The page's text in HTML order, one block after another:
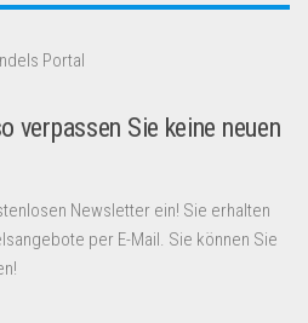
Portal
verpassen Sie keine neuen
Newsletter ein! Sie erhalten
per E-Mail. Sie können Sie